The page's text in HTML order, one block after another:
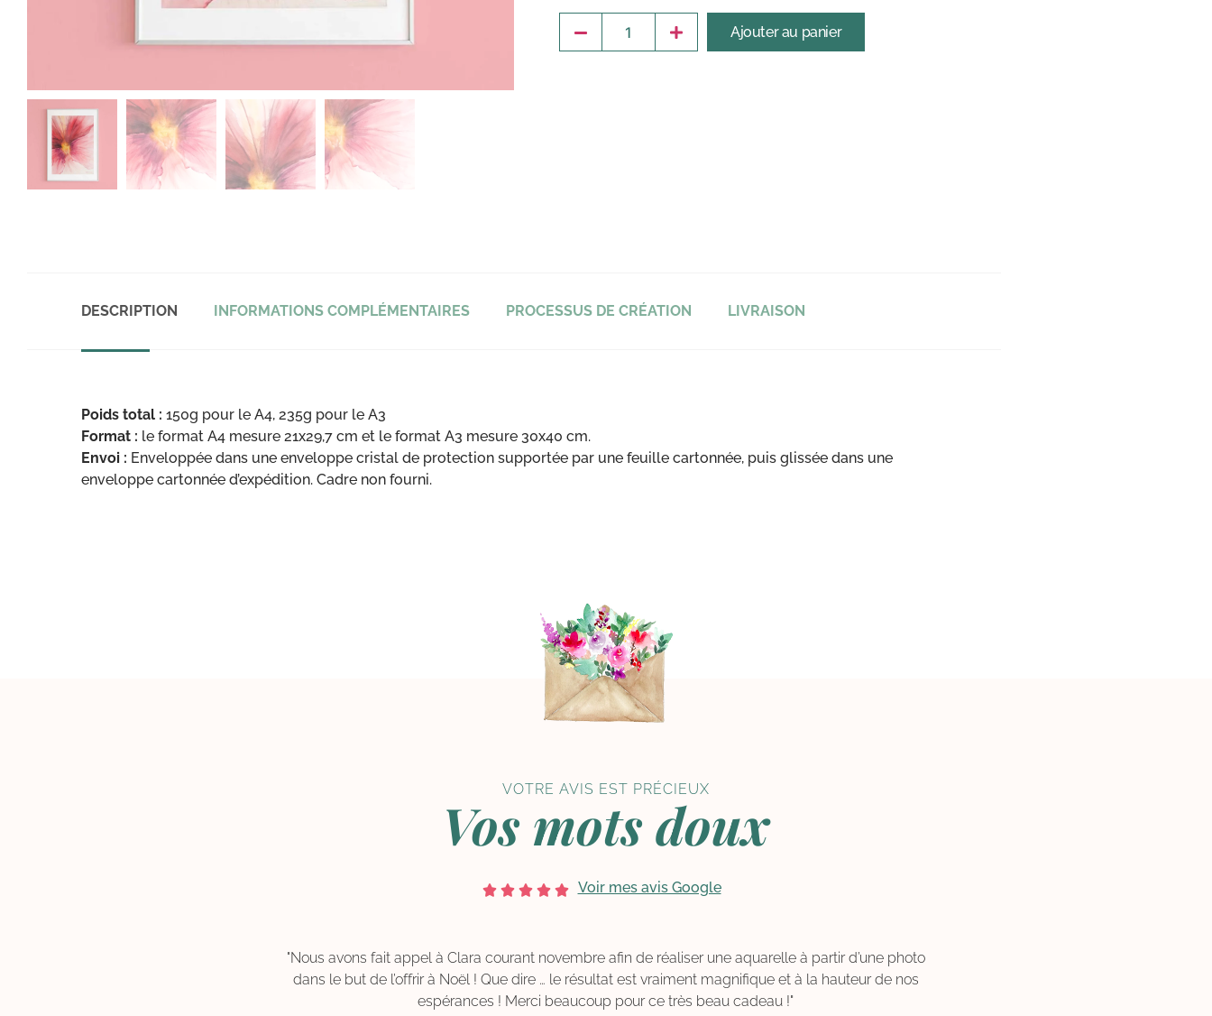
Ajouter au panier
DESCRIPTION INFORMATIONS COMPLÉMENTAIRES PROCESSUS DE CRÉATION LIVRAISON
Poids total : 150g pour le A4, 235g pour le A3
Format : le format A4 mesure 21x29,7 cm et le format A3 mesure 30x40 cm.
Envoi : Enveloppée dans une enveloppe cristal de protection supportée par une feuille cartonnée, puis glissée dans une
enveloppe cartonnée d’expédition. Cadre non fourni.
VOTRE AVIS EST PRÉCIEUX
Vos mots doux
Voir mes avis Google
"Nous avons fait appel à Clara courant novembre afin de réaliser une aquarelle à partir d’une photo
dans le but de l’offrir à Noël ! Que dire … le résultat est vraiment magnifique et à la hauteur de nos
espérances ! Merci beaucoup pour ce très beau cadeau !"